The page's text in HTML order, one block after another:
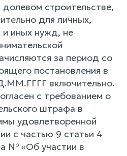
строительстве,
для личных,
иных нужд, не
за период со
постановления в
включительно.
с требованием о
штрафа в
удовлетворенной
с частью 9 статьи 4
№ «Об участии в